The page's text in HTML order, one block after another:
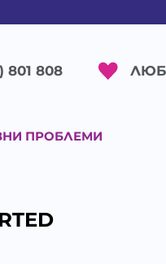
801 808
ПРОБЛЕМИ